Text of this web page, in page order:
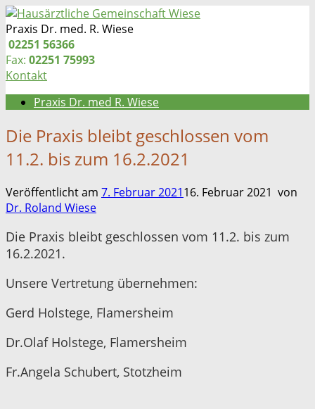
Zum
Inhalt
springen
Praxis Dr. med. R. Wiese
Telefon:
02251 56366
Fax: 02251 75993
Kontakt
Praxis Dr. med R. Wiese
Die Praxis bleibt geschlossen vom
11.2. bis zum 16.2.2021
Veröffentlicht am 7. Februar 202116. Februar 2021 von
Dr. Roland Wiese
Die Praxis bleibt geschlossen vom 11.2. bis zum
16.2.2021.
Unsere Vertretung übernehmen:
Gerd Holstege, Flamersheim
Dr.Olaf Holstege, Flamersheim
Fr.Angela Schubert, Stotzheim